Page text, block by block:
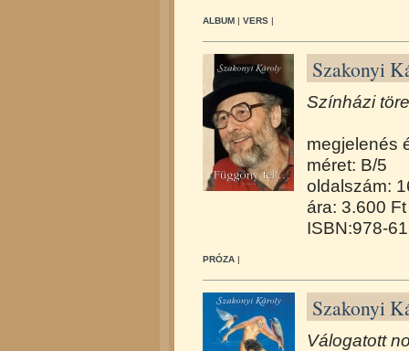
ALBUM | VERS |
Szakonyi
Színházi
megjelenés
méret: B/5
oldalszám:
ára: 3.600 Ft
ISBN:978-
PRÓZA |
Szakonyi
Válogatott